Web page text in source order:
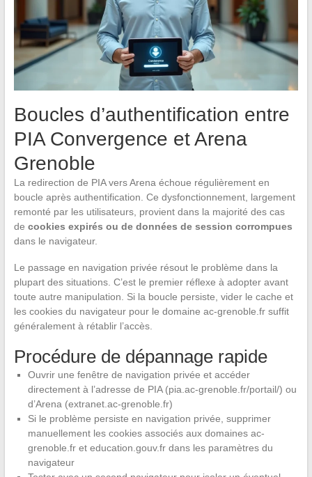
Boucles d’authentification entre
PIA Convergence et Arena
Grenoble
La redirection de PIA vers Arena échoue régulièrement en
boucle après authentification. Ce dysfonctionnement, largement
remonté par les utilisateurs, provient dans la majorité des cas
de cookies expirés ou de données de session corrompues
dans le navigateur.
Le passage en navigation privée résout le problème dans la
plupart des situations. C’est le premier réflexe à adopter avant
toute autre manipulation. Si la boucle persiste, vider le cache et
les cookies du navigateur pour le domaine ac-grenoble.fr suffit
généralement à rétablir l’accès.
Procédure de dépannage rapide
Ouvrir une fenêtre de navigation privée et accéder
directement à l’adresse de PIA (pia.ac-grenoble.fr/portail/) ou
d’Arena (extranet.ac-grenoble.fr)
Si le problème persiste en navigation privée, supprimer
manuellement les cookies associés aux domaines ac-
grenoble.fr et education.gouv.fr dans les paramètres du
navigateur